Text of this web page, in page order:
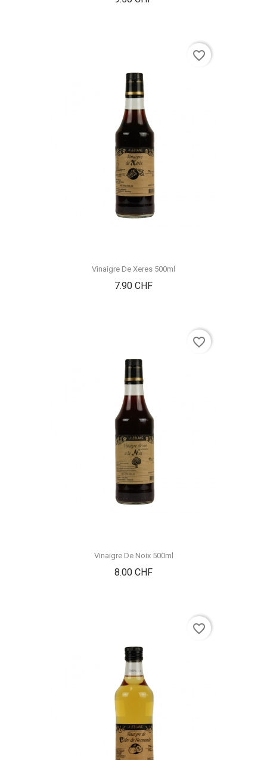
Vinaigre De Xeres 500ml
7.90 CHFPrix
favorite_border
Vinaigre De Noix 500ml
8.00 CHFPrix
favorite_border
favorite_border